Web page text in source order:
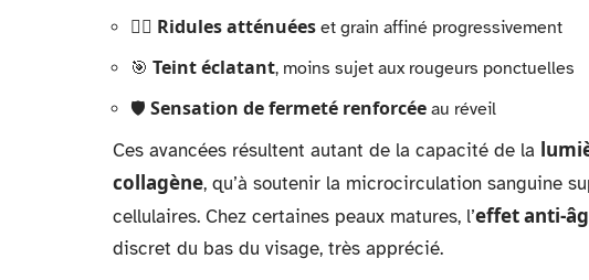
👩‍⚕️ Ridules atténuées et grain affiné progressivement
🎯 Teint éclatant, moins sujet aux rougeurs ponctuelles
🛡 Sensation de fermeté renforcée au réveil
Ces avancées résultent autant de la capacité de la
collagène, qu’à soutenir la microcirculation sanguine
cellulaires. Chez certaines peaux matures, l’effet anti-
discret du bas du visage, très apprécié.